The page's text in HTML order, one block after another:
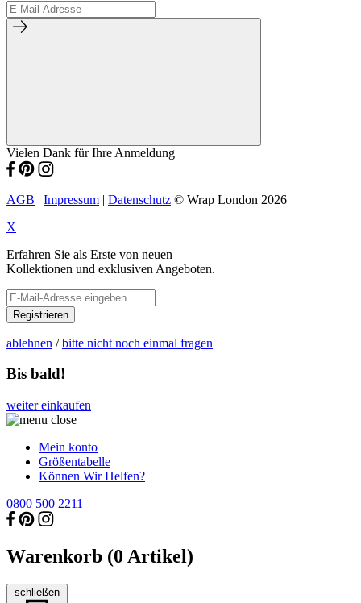
Vielen Dank für Ihre Anmeldung
AGB | Impressum | Datenschutz © Wrap London 2026
X
Erfahren Sie als Erste von neuen
Kollektionen und exklusiven Angeboten.
Registrieren
ablehnen /bitte nicht noch einmal fragen
Bis bald!
weiter einkaufen
Mein konto
Größentabelle
Können Wir Helfen?
0800 500 2211
Warenkorb (0 Artikel)
schließen